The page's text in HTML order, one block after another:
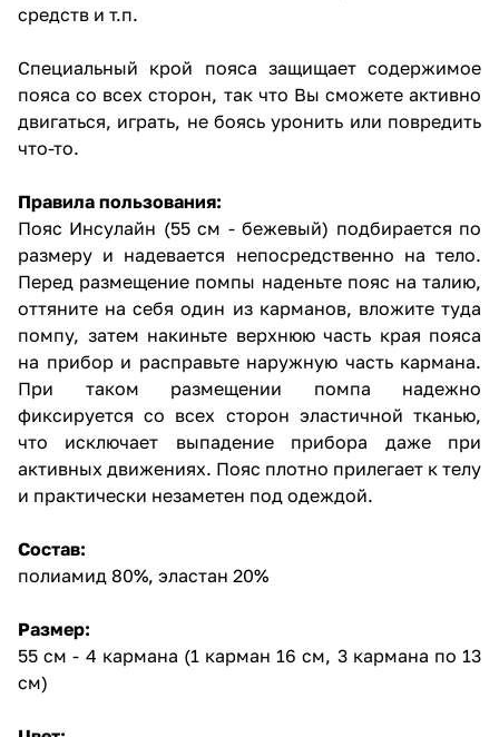
средств и т.п.
Специальный крой пояса защищает содержимое
пояса со всех сторон, так что Вы сможете активно
двигаться, играть, не боясь уронить или повредить
что-то.
Правила пользования:
Пояс Инсулайн (55 см - бежевый) подбирается по
размеру и надевается непосредственно на тело.
Перед размещение помпы наденьте пояс на талию,
оттяните на себя один из карманов, вложите туда
помпу, затем накиньте верхнюю часть края пояса
на прибор и расправьте наружную часть кармана.
При таком размещении помпа надежно
фиксируется со всех сторон эластичной тканью,
что исключает выпадение прибора даже при
активных движениях. Пояс плотно прилегает к телу
и практически незаметен под одеждой.
Состав:
полиамид 80%, эластан 20%
Размер:
55 см - 4 кармана (1 карман 16 см, 3 кармана по 13
см)